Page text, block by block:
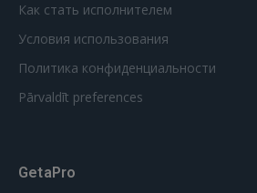
Как стать исполнителем
Условия использования
Политика конфиденциальности
Pārvaldīt preferences
GetaPro